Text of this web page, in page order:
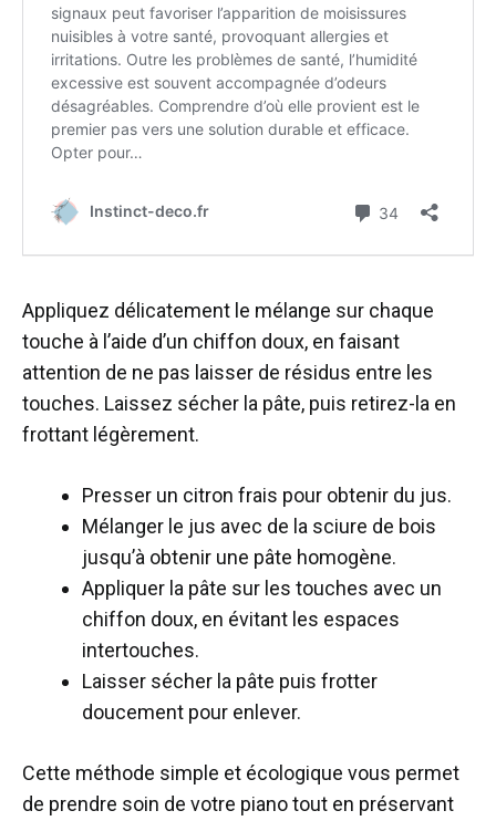
Appliquez délicatement le mélange sur chaque
touche à l’aide d’un chiffon doux, en faisant
attention de ne pas laisser de résidus entre les
touches. Laissez sécher la pâte, puis retirez-la en
frottant légèrement.
Presser un citron frais pour obtenir du jus.
Mélanger le jus avec de la sciure de bois
jusqu’à obtenir une pâte homogène.
Appliquer la pâte sur les touches avec un
chiffon doux, en évitant les espaces
intertouches.
Laisser sécher la pâte puis frotter
doucement pour enlever.
Cette méthode simple et écologique vous permet
de prendre soin de votre piano tout en préservant